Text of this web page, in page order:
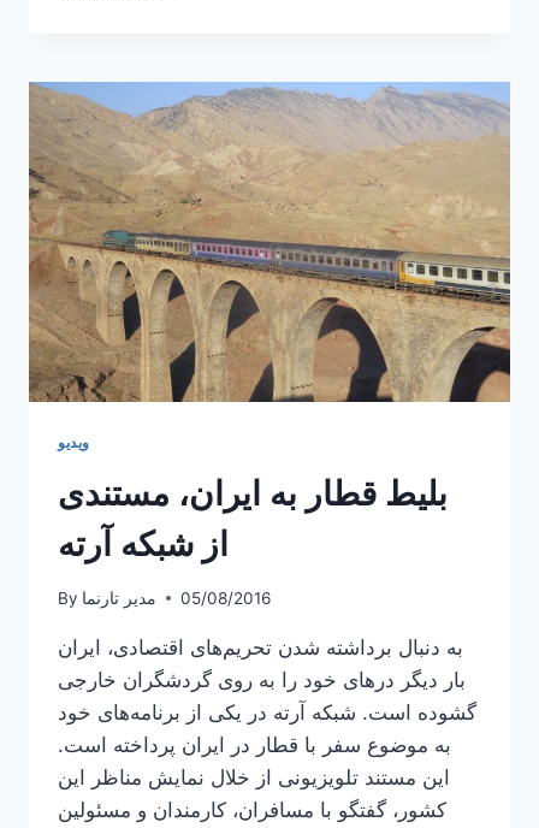
باغ‌های
ایرانی
در
شبکه
آرته
ویدیو
بلیط قطار به ایران، مستندی
از شبکه آرته
By مدیر تارنما 05/08/2016
به دنبال برداشته شدن تحریم‌های اقتصادی، ایران
بار دیگر درهای خود را به روی گردشگران خارجی
گشوده است. شبکه آرته در یکی از برنامه‌های خود
به موضوع سفر با قطار در ایران پرداخته است.
این مستند تلویزیونی از خلال نمایش مناظر این
کشور، گفتگو با مسافران، کارمندان و مسئولین